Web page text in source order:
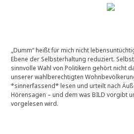
„Dumm“ heißt für mich nicht
Ebene der Selbsterhaltung reduziert.
sinnvolle Wahl von Politikern gehört nicht
unserer wahlberechtigten
*sinnerfassend* lesen und urteilt nach
Hörensagen – und dem was BILD vorgibt
vorgelesen wird.